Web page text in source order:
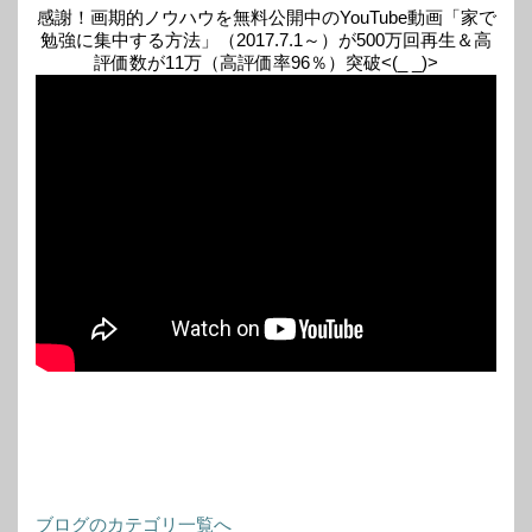
感謝！画期的ノウハウを無料公開中のYouTube動画「家で
勉強に集中する方法」（2017.7.1～）が500万回再生＆高
評価数が11万（高評価率96％）突破<(_ _)>
ブログのカテゴリ一覧へ